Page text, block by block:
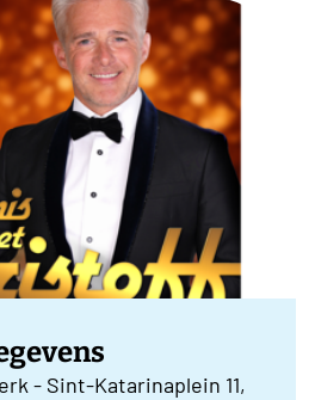
- Sint-Katarinaplein 11,